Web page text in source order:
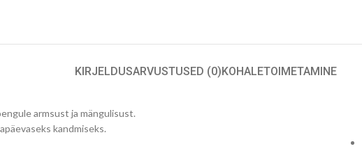
KIRJELDUSARVUSTUSED (0) KOHALETOIMETAMINE
armsust ja mängulisust.
kandmiseks.